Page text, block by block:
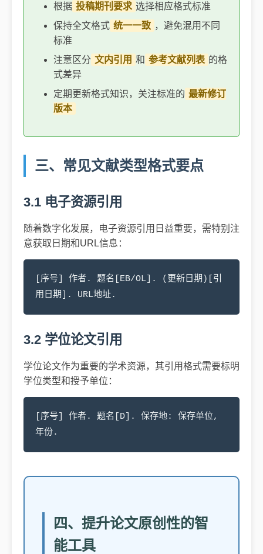
根据 投稿期刊要求 选择相应格式标准
保持全文格式 统一一致 ，避免混用不同
标准
注意区分 文内引用 和 参考文献列表 的格
式差异
定期更新格式知识，关注标准的 最新修订
版本
三、常见文献类型格式要点
3.1 电子资源引用
随着数字化发展，电子资源引用日益重要，需特别注
意获取日期和URL信息：
[序号] 作者. 题名[EB/OL]. (更新日期)[引
用日期]. URL地址.
3.2 学位论文引用
学位论文作为重要的学术资源，其引用格式需要标明
学位类型和授予单位：
[序号] 作者. 题名[D]. 保存地: 保存单位,
年份.
四、提升论文原创性的智
能工具